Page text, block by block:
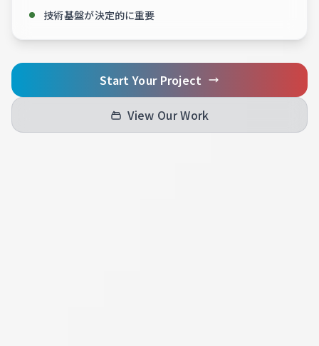
技術基盤が決定的に重要
Start Your Project
View Our Work